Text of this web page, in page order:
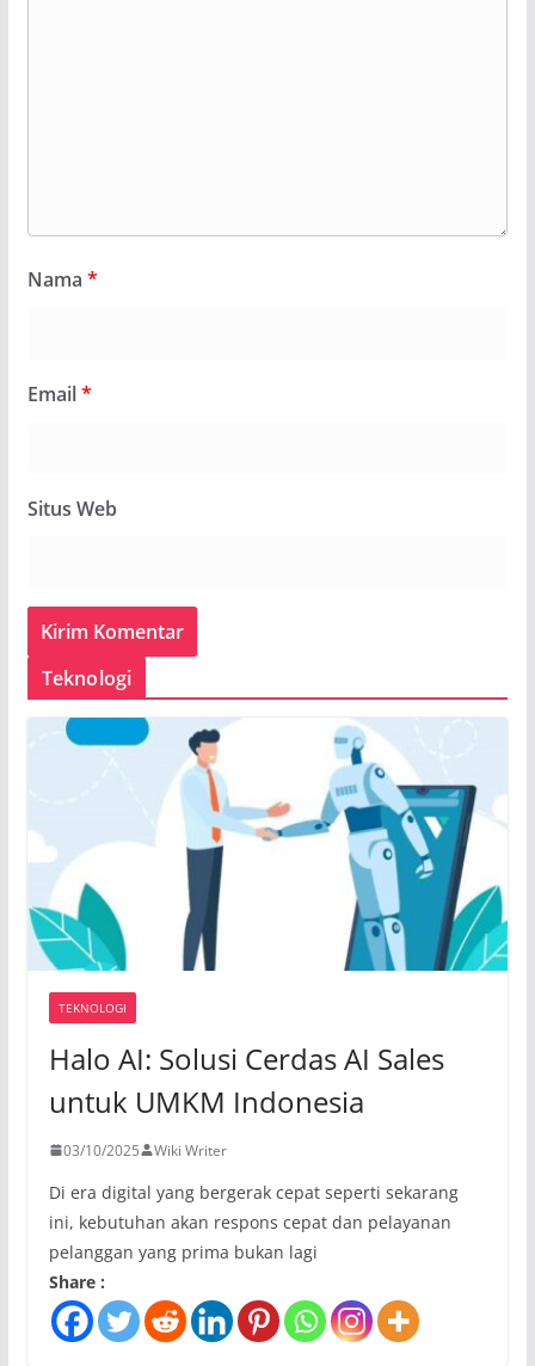
Nama *
Email*
Situs Web
Teknologi
TEKNOLOGI
Halo AI: Solusi Cerdas AI Sales
untuk UMKM Indonesia
03/10/2025 Wiki Writer
Di era digital yang bergerak cepat seperti sekarang
ini, kebutuhan akan respons cepat dan pelayanan
pelanggan yang prima bukan lagi
Share :